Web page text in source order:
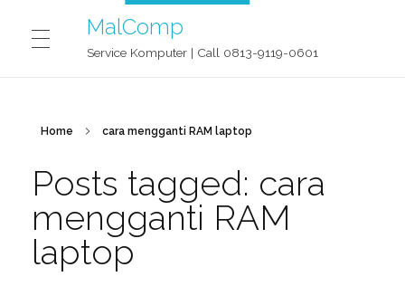
MalComp
Service Komputer | Call 0813-9119-0601
CONTACT
BLOG
Home cara mengganti RAM laptop
Posts tagged: cara
mengganti RAM
laptop